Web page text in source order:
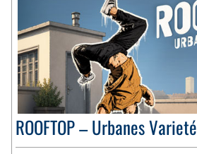
ROOFTOP – Urbanes Varieté